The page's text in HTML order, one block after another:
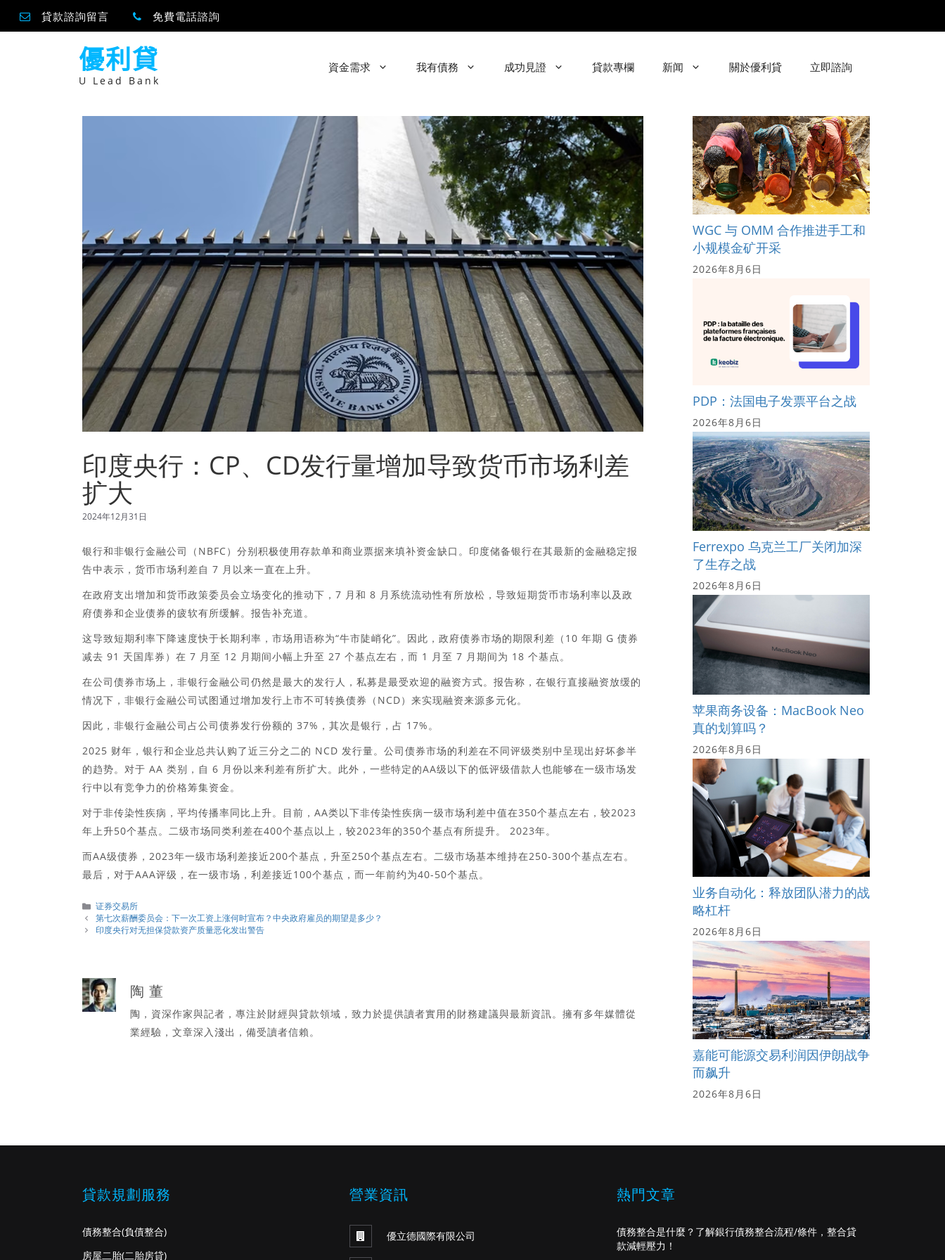
貸款諮詢留言 免費電話諮詢
優利貸
U Lead Bank
資金需求 我有債務 成功見證 貸款專欄 新闻 關於優利貸 立即諮詢
印度央行：CP、CD发行量增加导致货币市场利差
扩大
2024年12月31日
银行和非银行金融公司（NBFC）分别积极使用存款单和商业票据来填补资金缺口。印度储备银行在其最新的金融稳定报
告中表示，货币市场利差自 7 月以来一直在上升。
在政府支出增加和货币政策委员会立场变化的推动下，7 月和 8 月系统流动性有所放松，导致短期货币市场利率以及政
府债券和企业债券的疲软有所缓解。报告补充道。
这导致短期利率下降速度快于长期利率，市场用语称为“牛市陡峭化”。因此，政府债券市场的期限利差（10 年期 G 债券
减去 91 天国库券）在 7 月至 12 月期间小幅上升至 27 个基点左右，而 1 月至 7 月期间为 18 个基点。
在公司债券市场上，非银行金融公司仍然是最大的发行人，私募是最受欢迎的融资方式。报告称，在银行直接融资放缓的
情况下，非银行金融公司试图通过增加发行上市不可转换债券（NCD）来实现融资来源多元化。
因此，非银行金融公司占公司债券发行份额的 37%，其次是银行，占 17%。
2025 财年，银行和企业总共认购了近三分之二的 NCD 发行量。公司债券市场的利差在不同评级类别中呈现出好坏参半
的趋势。对于 AA 类别，自 6 月份以来利差有所扩大。此外，一些特定的AA级以下的低评级借款人也能够在一级市场发
行中以有竞争力的价格筹集资金。
对于非传染性疾病，平均传播率同比上升。目前，AA类以下非传染性疾病一级市场利差中值在350个基点左右，较2023
年上升50个基点。二级市场同类利差在400个基点以上，较2023年的350个基点有所提升。 2023年。
而AA级债券，2023年一级市场利差接近200个基点，升至250个基点左右。二级市场基本维持在250-300个基点左右。
最后，对于AAA评级，在一级市场，利差接近100个基点，而一年前约为40-50个基点。
分
類
证券交易所
第七次薪酬委员会：下一次工资上涨何时宣布？中央政府雇员的期望是多少？
印度央行对无担保贷款资产质量恶化发出警告
陶 董
陶，資深作家與記者，專注於財經與貸款領域，致力於提供讀者實用的財務建議與最新資訊。擁有多年媒體從
業經驗，文章深入淺出，備受讀者信賴。
WGC 与 OMM 合作推进手工和
小规模金矿开采
2026年8月6日
PDP：法国电子发票平台之战
2026年8月6日
Ferrexpo 乌克兰工厂关闭加深
了生存之战
2026年8月6日
苹果商务设备：MacBook Neo
真的划算吗？
2026年8月6日
业务自动化：释放团队潜力的战
略杠杆
2026年8月6日
嘉能可能源交易利润因伊朗战争
而飙升
2026年8月6日
貸款規劃服務
債務整合(負債整合)
房屋二胎(二胎房貸)
營業資訊
優立德國際有限公司
熱門文章
債務整合是什麼？了解銀行債務整合流程/條件，整合貸
款減輕壓力！